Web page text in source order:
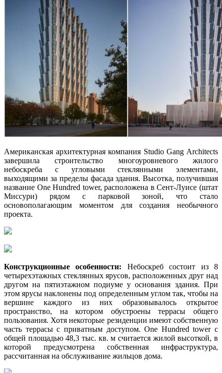
Американская архитектурная компания Studio Gang Architects
завершила строительство многоуровневого жилого
небоскреба с угловыми стеклянными элементами,
выходящими за пределы фасада здания. Высотка, получившая
название One Hundred tower, расположена в Сент-Луисе (штат
Миссури) рядом с парковой зоной, что стало
основополагающим моментом для создания необычного
проекта.
Конструкционные особенности: Небоскреб состоит из 8
четырехэтажных стеклянных ярусов, расположенных друг над
другом на пятиэтажном подиуме у основания здания. При
этом ярусы наклонены под определенным углом так, чтобы на
вершине каждого из них образовывалось открытое
пространство, на котором обустроены террасы общего
пользования. Хотя некоторые резиденции имеют собственную
часть террасы с приватным доступом. One Hundred tower с
общей площадью 48,3 тыс. кв. м считается жилой высоткой, в
которой предусмотрена собственная инфраструктура,
рассчитанная на обслуживание жильцов дома.